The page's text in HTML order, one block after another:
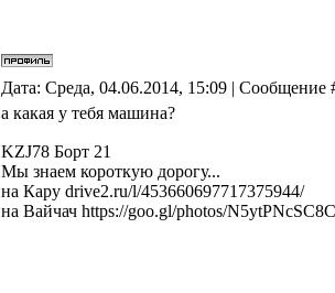
Дата: Среда, 04.06.2014, 15:09 | Сообщение
а какая у тебя машина?
KZJ78 Борт 21
Мы знаем короткую дорогу...
на Кару drive2.ru/l/453660697717375944/
на Вайчач https://goo.gl/photos/